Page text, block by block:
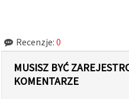
Recenzje: 0
MUSISZ BYĆ
KOMENTARZE